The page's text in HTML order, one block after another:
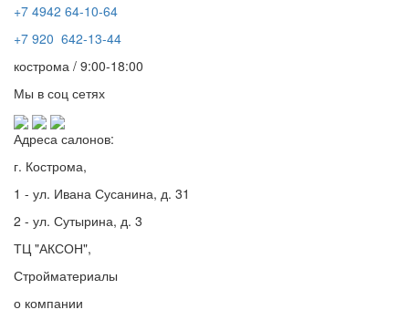
+7 4942 64-10-64
+7 920 642-13-44
кострома / 9:00-18:00
Мы в соц сетях
Адреса салонов:
г. Кострома,
1 - ул. Ивана Сусанина, д. 31
2 - ул. Сутырина, д. 3
ТЦ "АКСОН",
Стройматериалы
о компании